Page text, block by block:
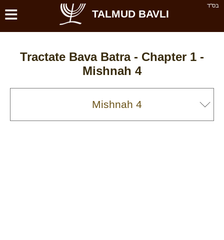
בס''ד ≡ TALMUD BAVLI
Tractate Bava Batra - Chapter 1 -
Mishnah 4